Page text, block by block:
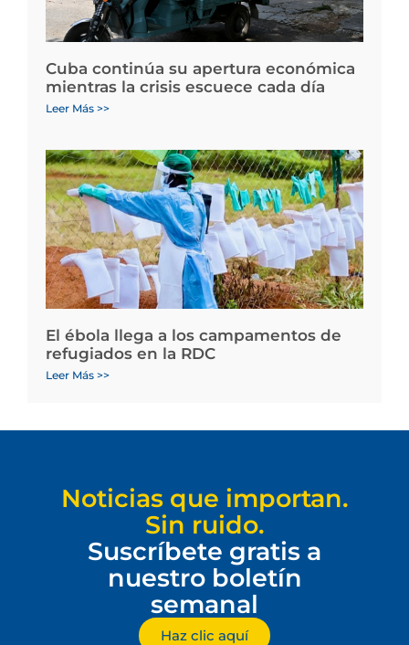
Cuba continúa su apertura económica
mientras la crisis escuece cada día
Leer Más >>
El ébola llega a los campamentos de
refugiados en la RDC
Leer Más >>
Noticias que importan.
Sin ruido.
Suscríbete gratis a
nuestro boletín
semanal
Haz clic aquí